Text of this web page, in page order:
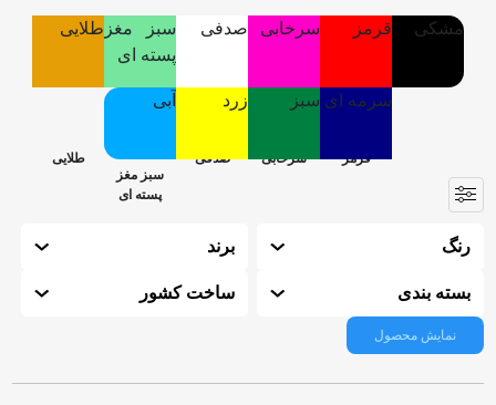
مشکی قرمز سرخابی صدفی
سبز مغز
پسته ای
طلایی
سرمه ای سبز زرد آبی
رنگ برند
بسته بندی ساخت کشور
نمایش محصول